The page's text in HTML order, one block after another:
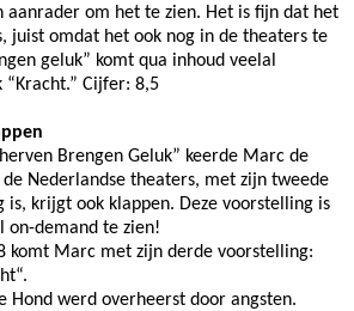
aanrader om het te zien. Het is fijn dat het
juist omdat het ook nog in de theaters te
geluk” komt qua inhoud veelal
Cijfer: 8,5
Brengen Geluk” keerde Marc de
Nederlandse theaters, met zijn tweede
is, krijgt ook klappen. Deze voorstelling is
on-demand te zien!
komt Marc met zijn derde voorstelling:
Hond werd overheerst door angsten.